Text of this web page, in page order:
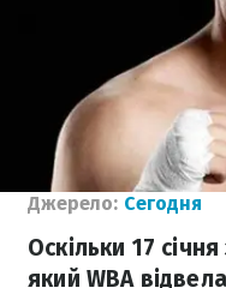
Джерело: Сегодня
Оскільки 17
який WBA